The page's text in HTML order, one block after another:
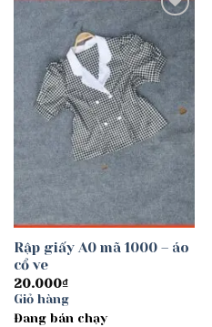
wishlist
Rập giấy A0 mã 1000 – áo
cổ ve
20.000₫
Giỏ hàng
Đang bán chạy